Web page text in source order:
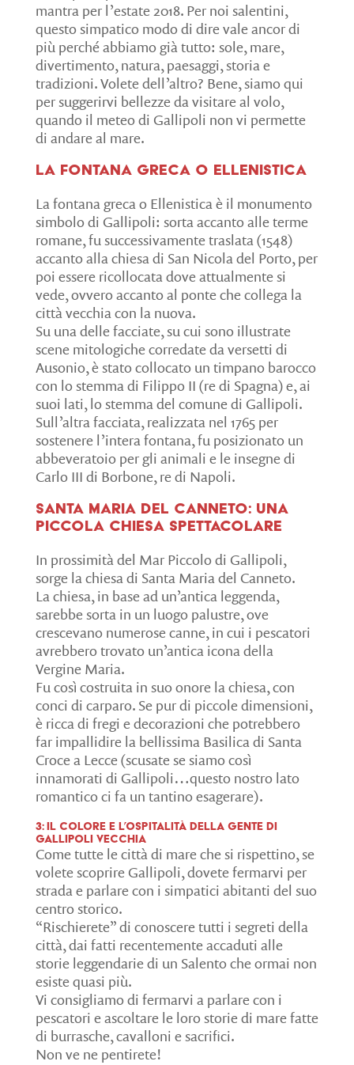
mantra per l’estate 2018. Per noi salentini,
questo simpatico modo di dire vale ancor di
più perché abbiamo già tutto: sole, mare,
divertimento, natura, paesaggi, storia e
tradizioni. Volete dell’altro? Bene, siamo qui
per suggerirvi bellezze da visitare al volo,
quando il meteo di Gallipoli non vi permette
di andare al mare.
La fontana greca o ellenistica
La fontana greca o Ellenistica è il monumento
simbolo di Gallipoli: sorta accanto alle terme
romane, fu successivamente traslata (1548)
accanto alla chiesa di San Nicola del Porto, per
poi essere ricollocata dove attualmente si
vede, ovvero accanto al ponte che collega la
città vecchia con la nuova.
Su una delle facciate, su cui sono illustrate
scene mitologiche corredate da versetti di
Ausonio, è stato collocato un timpano barocco
con lo stemma di Filippo II (re di Spagna) e, ai
suoi lati, lo stemma del comune di Gallipoli.
Sull’altra facciata, realizzata nel 1765 per
sostenere l’intera fontana, fu posizionato un
abbeveratoio per gli animali e le insegne di
Carlo III di Borbone, re di Napoli.
Santa Maria del Canneto: una
piccola chiesa spettacolare
In prossimità del Mar Piccolo di Gallipoli,
sorge la chiesa di Santa Maria del Canneto.
La chiesa, in base ad un’antica leggenda,
sarebbe sorta in un luogo palustre, ove
crescevano numerose canne, in cui i pescatori
avrebbero trovato un’antica icona della
Vergine Maria.
Fu così costruita in suo onore la chiesa, con
conci di carparo. Se pur di piccole dimensioni,
è ricca di fregi e decorazioni che potrebbero
far impallidire la bellissima Basilica di Santa
Croce a Lecce (scusate se siamo così
innamorati di Gallipoli…questo nostro lato
romantico ci fa un tantino esagerare).
3: il colore e l’ospitalità della gente di
Gallipoli Vecchia
Come tutte le città di mare che si rispettino, se
volete scoprire Gallipoli, dovete fermarvi per
strada e parlare con i simpatici abitanti del suo
centro storico.
“Rischierete” di conoscere tutti i segreti della
città, dai fatti recentemente accaduti alle
storie leggendarie di un Salento che ormai non
esiste quasi più.
Vi consigliamo di fermarvi a parlare con i
pescatori e ascoltare le loro storie di mare fatte
di burrasche, cavalloni e sacrifici.
Non ve ne pentirete!